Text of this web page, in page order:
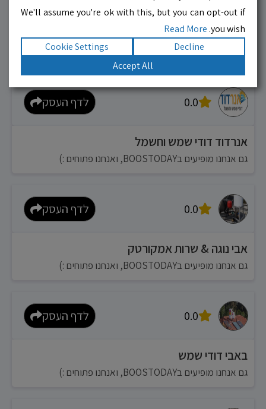
טרמוביט
גם אנחנו מופיעים בBOOSTODAY, ואנחנו פתוחים :)
0.0 לדף העסק
אנרדוד דודי שמש וחשמל
גם אנחנו מופיעים בBOOSTODAY, ואנחנו פתוחים :)
0.0 לדף העסק
אבי נוגה & שרות אמקורטק
גם אנחנו מופיעים בBOOSTODAY, ואנחנו פתוחים :)
0.0 לדף העסק
באבי דודי שמש
גם אנחנו מופיעים בBOOSTODAY, ואנחנו פתוחים :)
We'll assume you're ok with this, but you can opt-out if
you wish.
Read More
Decline
Cookie Settings
Accept All